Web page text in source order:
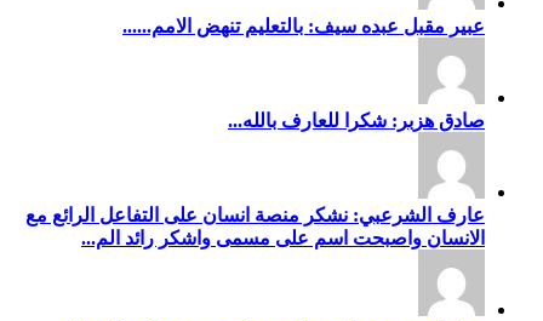
عبير مقبل عبده سيف: بالتعليم تنهض الامم......
صادق هزبر: شكرا للعارف بالله...
عارف الشرعبي: نشكر منصة انسان على التفاعل الرائع مع
الانسان واصبحت اسم على مسمى واشكر رائد الم...